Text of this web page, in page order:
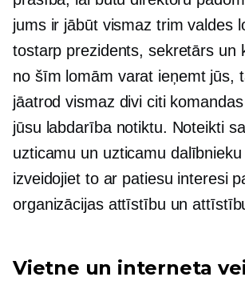
jums ir jābūt vismaz trim valdes
tostarp prezidents, sekretārs un
no šīm lomām varat ieņemt jūs,
jāatrod vismaz divi citi
jūsu labdarība notiktu. Noteikti
uzticamu un uzticamu
izveidojiet to ar patiesu interesi
organizācijas attīstību un
Vietne un interneta